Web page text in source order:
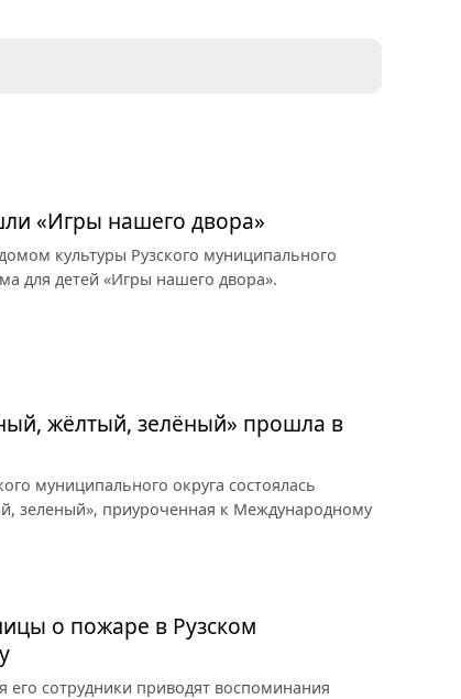
«Игры нашего двора»
культуры Рузского муниципального
для детей «Игры нашего двора».
жёлтый, зелёный» прошла в
муниципального округа состоялась
зеленый», приуроченная к Международному
о пожаре в Рузском
его сотрудники приводят воспоминания